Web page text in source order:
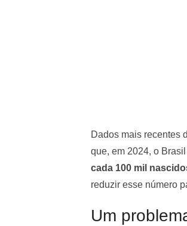
Dados mais recentes
que, em 2024, o
cada 100 mil
reduzir esse número
Um